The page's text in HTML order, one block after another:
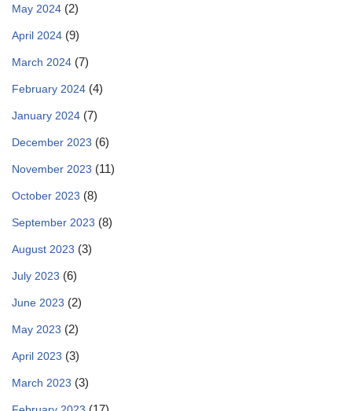
May 2024 (2)
April 2024 (9)
March 2024 (7)
February 2024 (4)
January 2024 (7)
December 2023 (6)
November 2023 (11)
October 2023 (8)
September 2023 (8)
August 2023 (3)
July 2023 (6)
June 2023 (2)
May 2023 (2)
April 2023 (3)
March 2023 (3)